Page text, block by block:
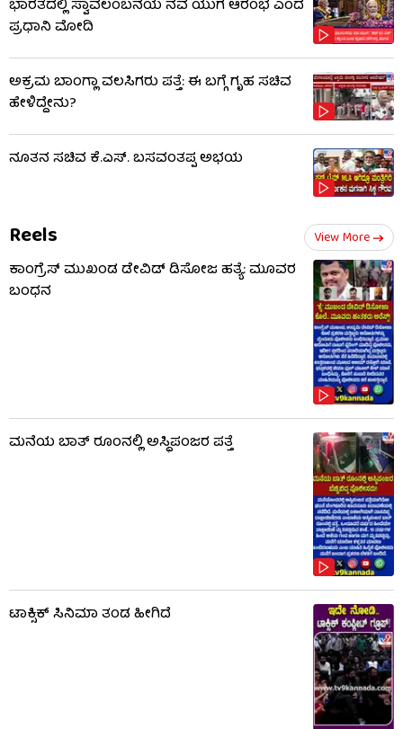
ಭಾರತದಲ್ಲಿ ಸ್ವಾವಲಂಬನೆಯ ನವ ಯುಗ ಆರಂಭ ಎಂದ
ಪ್ರಧಾನಿ ಮೋದಿ
ಅಕ್ರಮ ಬಾಂಗ್ಲಾ ವಲಸಿಗರು ಪತ್ತೆ: ಈ ಬಗ್ಗೆ ಗೃಹ ಸಚಿವ
ಹೇಳಿದ್ದೇನು?
ನೂತನ ಸಚಿವ ಕೆ.ಎಸ್. ಬಸವಂತಪ್ಪ ಅಭಯ
Reels View More
ಕಾಂಗ್ರೆಸ್ ಮುಖಂಡ ಡೇವಿಡ್ ಡಿಸೋಜ ಹತ್ಯೆ: ಮೂವರ
ಬಂಧನ
ಮನೆಯ ಬಾತ್ ರೂಂನಲ್ಲಿ ಅಸ್ಥಿಪಂಜರ ಪತ್ತೆ
ಟಾಕ್ಸಿಕ್​​​ ಸಿನಿಮಾ ತಂಡ ಹೀಗಿದೆ